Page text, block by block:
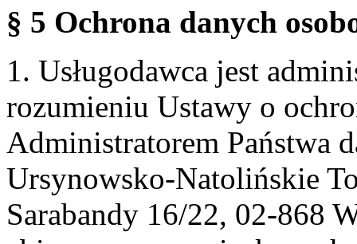
§ 5 Ochrona danych
1. Usługodawca jest
rozumieniu Ustawy o
Administratorem Państwa
Ursynowsko-Natolińskie
Sarabandy 16/22, 02-868